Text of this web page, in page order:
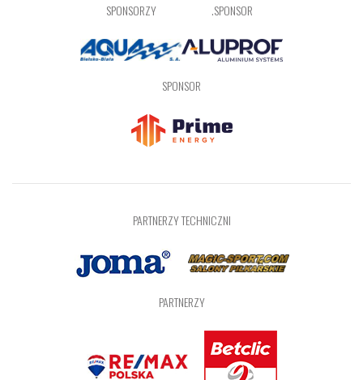
SPONSORZY .SPONSOR
SPONSOR
PARTNERZY TECHNICZNI
PARTNERZY